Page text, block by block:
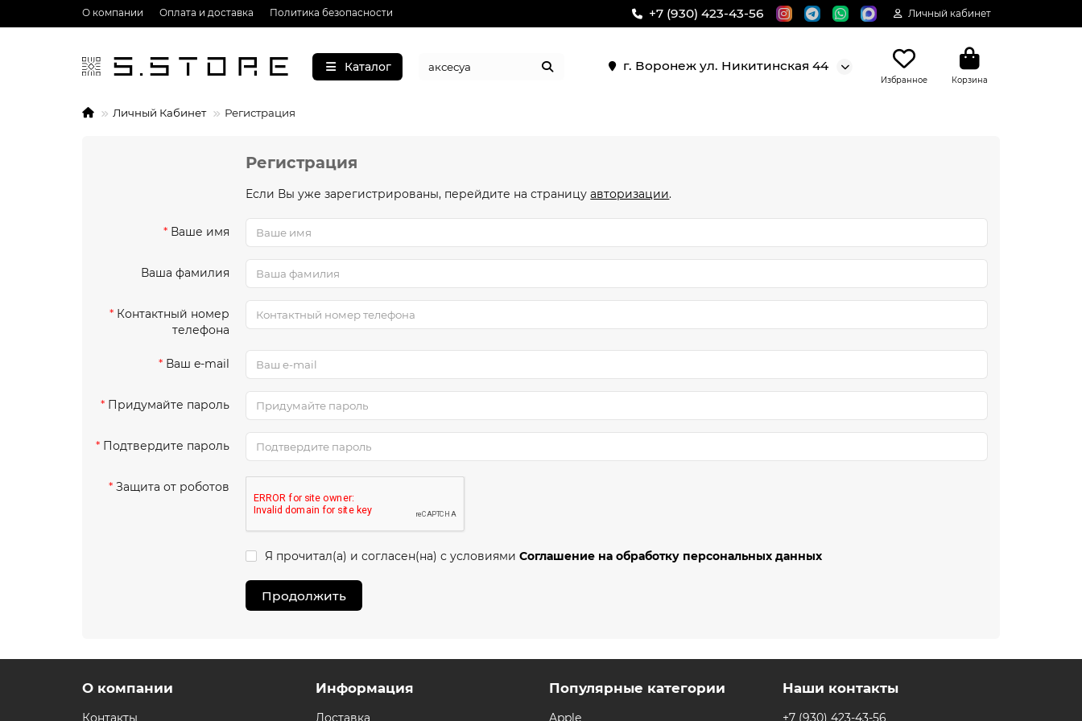
О компании Оплата и доставка Политика безопасности +7 (930) 423-43-56 Личный кабинет
Каталог г. Воронеж ул. Никитинская 44
Избранное Корзина
Личный Кабинет Регистрация
Регистрация
Если Вы уже зарегистрированы, перейдите на страницуавторизации.
Ваше имя
Ваша фамилия
Контактный номер
телефона
Ваш e-mail
Придумайте пароль
Подтвердите пароль
Защита от роботов
Я прочитал(а) и согласен(на) с условиямиСоглашение на обработку персональных данных
Продолжить
О компании
Контакты
Информация
Доставка
Популярные категории
Apple
Наши контакты
+7 (930) 423-43-56